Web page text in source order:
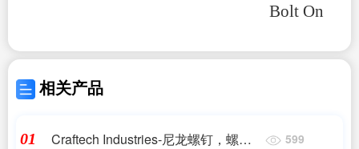
Bolt On
相关产品
01
Craftech Industries-尼龙螺钉，螺
599